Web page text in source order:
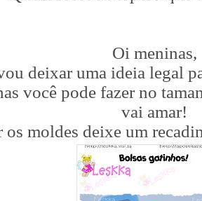
Oi meninas,
deixar uma ideia legal
você pode fazer no
vai amar!
os moldes deixe um